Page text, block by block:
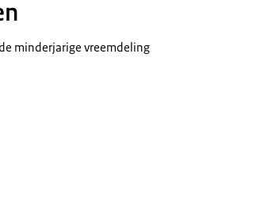
minderjarige vreemdeling